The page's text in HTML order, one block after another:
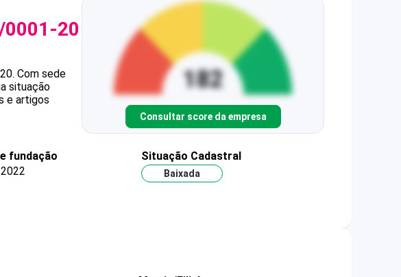
20
. Com sede
situação
e artigos
Consultar score da empresa
fundação
Situação Cadastral
Baixada